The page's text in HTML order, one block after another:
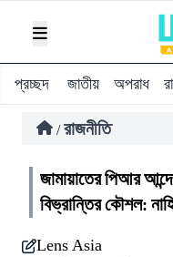
প্রচ্ছদ জাতীয় অপরাধ
/ রাজনীতি
জামায়াতের পিআর
বিভ্রান্তির কৌশল:
Lens Asia